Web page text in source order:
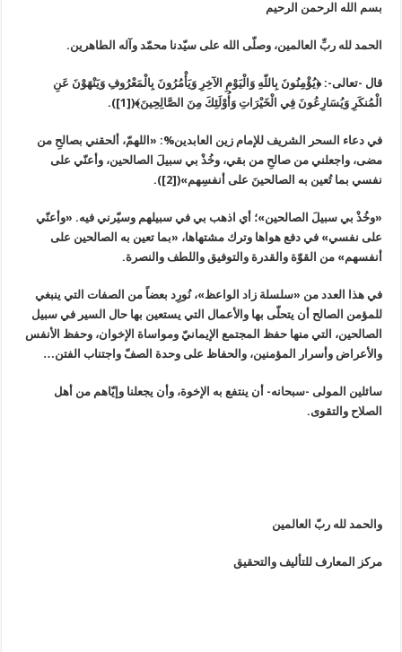
بسم الله الرحمن الرحيم
الحمد لله ربِّ العالمين، وصلّى الله على سيّدنا محمّد وآله الطاهرين.
قال -تعالى-: ﴿يُؤْمِنُونَ بِاللّهِ وَالْيَوْمِ الآخِرِ وَيَأْمُرُونَ بِالْمَعْرُوفِ وَيَنْهَوْنَ عَنِ
الْمُنكَرِ وَيُسَارِعُونَ فِي الْخَيْرَاتِ وَأُوْلَئِكَ مِنَ الصَّالِحِينَ﴾([1]).
في دعاء السحر الشريف للإمام زين العابدين%: «اللهمّ، ألحقني بصالحِ من
مضى، واجعلني من صالحِ من بقي، وخُذْ بي سبيلَ الصالحين، وأعنّي على
نفسي بما تُعين به الصالحينَ على أنفسِهم»([2]).
«وخُذْ بي سبيلَ الصالحين»؛ أي اذهب بي في سبيلهم وسيّرني فيه. «وأعنّي
على نفسي» في دفع هواها وترك مشتهاها، «بما تعين به الصالحين على
أنفسهم» من القوّة والقدرة والتوفيق واللطف والنصرة.
في هذا العدد من «سلسلة زاد الواعظ»، نُورِد بعضاً من الصفات التي ينبغي
للمؤمن الصالح أن يتحلّى بها والأعمال التي يستعين بها حال السير في سبيل
الصالحين، التي منها حفظ المجتمع الإيمانيّ ومواساة الإخوان، وحفظ الأنفس
والأعراض وأسرار المؤمنين، والحفاظ على وحدة الصفّ واجتناب الفتن…
سائلين المولى -سبحانه- أن ينتفع به الإخوة، وأن يجعلنا وإيّاهم من أهل
الصلاح والتقوى.
والحمد لله ربّ العالمين
مركز المعارف للتأليف والتحقيق